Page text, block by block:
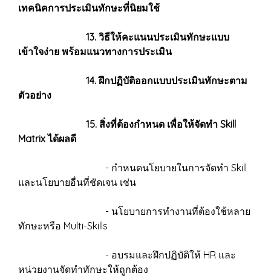
เทคนิคการประเมินทักษะที่นิยมใช้
13. วิธีให้คะแนนประเมินทักษะแบบ
เข้าใจง่าย พร้อมแนวทางการประเมิน
14. ฝึกปฏิบัติออกแบบประเมินทักษะตาม
ตัวอย่าง
15. สิ่งที่ต้องกำหนด เพื่อให้จัดทำ Skill
Matrix ได้ผลดี
- กำหนดนโยบายในการจัดทำ Skill
และนโยบายอื่นที่ชัดเจน เช่น
- นโยบายการทำงานที่ต้องใช้หลาย
ทักษะหรือ Multi-Skills
- อบรมและฝึกปฏิบัติให้ HR และ
หน่วยงานจัดทำทักษะให้ถูกต้อง